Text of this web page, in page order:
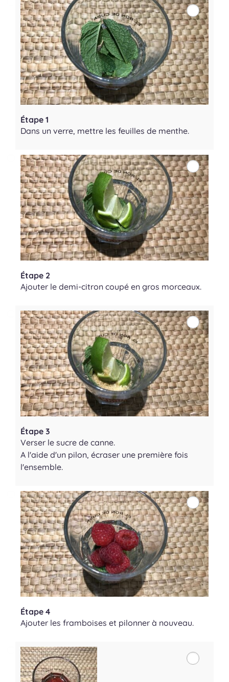
Étape 1
Dans un verre, mettre les feuilles de menthe.
Étape 2
Ajouter le demi-citron coupé en gros morceaux.
Étape 3
Verser le sucre de canne.
A l'aide d'un pilon, écraser une première fois
l'ensemble.
Étape 4
Ajouter les framboises et pilonner à nouveau.